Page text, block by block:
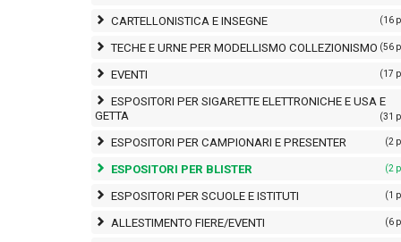
CARTELLONISTICA E INSEGNE (16
TECHE E URNE PER MODELLISMO COLLEZIONISMO (56
EVENTI (17
ESPOSITORI PER SIGARETTE ELETTRONICHE E USA E
GETTA
(31
ESPOSITORI PER CAMPIONARI E PRESENTER (2
ESPOSITORI PER BLISTER (2
ESPOSITORI PER SCUOLE E ISTITUTI (1
ALLESTIMENTO FIERE/EVENTI (6